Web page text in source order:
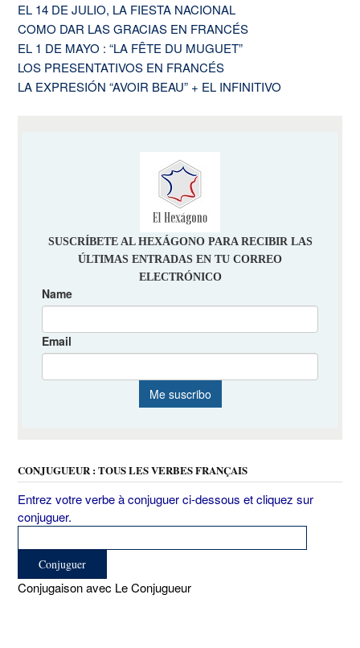
EL 14 DE JULIO, LA FIESTA NACIONAL
COMO DAR LAS GRACIAS EN FRANCÉS
EL 1 DE MAYO : “LA FÊTE DU MUGUET”
LOS PRESENTATIVOS EN FRANCÉS
LA EXPRESIÓN “AVOIR BEAU” + EL INFINITIVO
CONJUGUEUR : TOUS LES VERBES FRANÇAIS
Entrez votre verbe à conjuguer ci-dessous et cliquez sur
conjuguer.
Conjugaison avec Le Conjugueur